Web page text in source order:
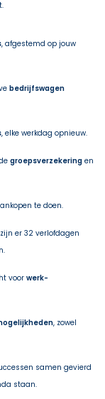
, afgestemd op jouw
bedrijfswagen
, elke werkdag opnieuw.
groepsverzekering en
te doen.
er 32 verlofdagen
voor werk-
, zowel
samen gevierd
staan.